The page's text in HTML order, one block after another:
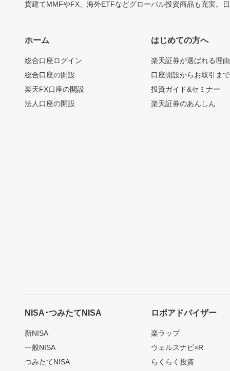
貨建てMMFやFX、海外ETFなどグローバル投資商品も充実。
ホーム
総合口座ログイン
総合口座の開設
楽天FX口座の開設
法人口座の開設
はじめての方へ
楽天証券が選ばれる理由
口座開設からお取引ま
投資ガイド&セミナー
楽天証券のあんしん
NISA･つみたてNISA
新NISA
一般NISA
つみたてNISA
ロボアドバイザー
楽ラップ
ウェルスナビ×R
らくらく投資